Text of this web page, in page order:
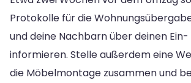
Protokolle für die
und deine Nachbarn über deinen Ein-
informieren. Stelle außerdem eine
die Möbelmontage zusammen und